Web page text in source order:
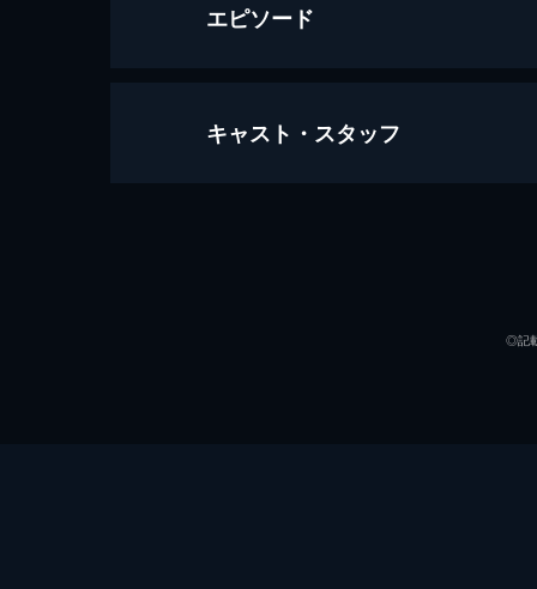
エピソード
パージ：アナーキー
キャスト・スタッフ
◎記